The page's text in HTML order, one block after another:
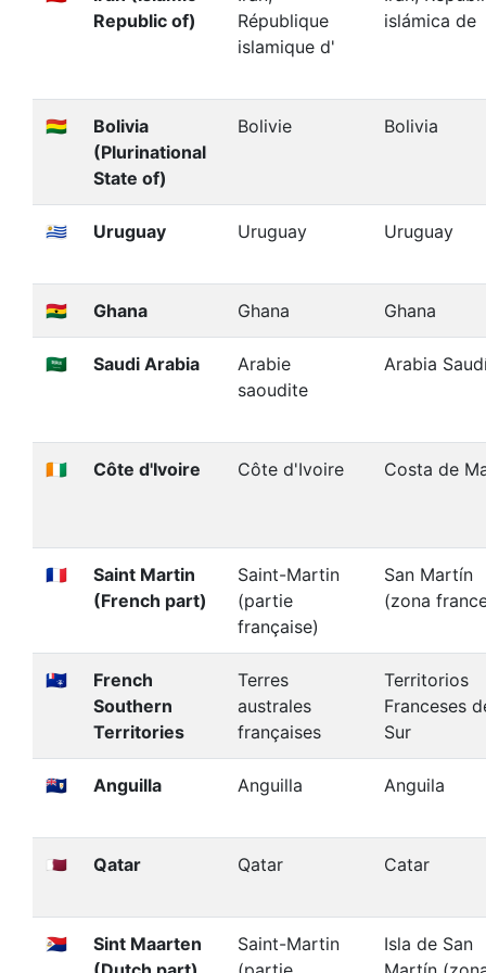
Republic of)
République
islamique d'
islámica de
🇧🇴
Bolivia
(Plurinational
State of)
Bolivie Bolivia
🇺🇾 Uruguay Uruguay Uruguay
🇬🇭 Ghana Ghana Ghana
🇸🇦 Saudi Arabia
Arabie
saoudite
Arabia
🇨🇮 Côte d'Ivoire Côte d'Ivoire Costa de
🇲🇫
Saint Martin
(French part)
Saint-Martin
(partie
française)
San Martín
(zona
🇹🇫
French
Southern
Territories
Terres
australes
françaises
Territorios
Franceses
Sur
🇦🇮 Anguilla Anguilla Anguila
🇶🇦 Qatar Qatar Catar
🇸🇽
Sint Maarten
Saint-Martin
Isla de San